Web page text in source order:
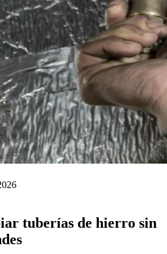
tuberías de hierro sin